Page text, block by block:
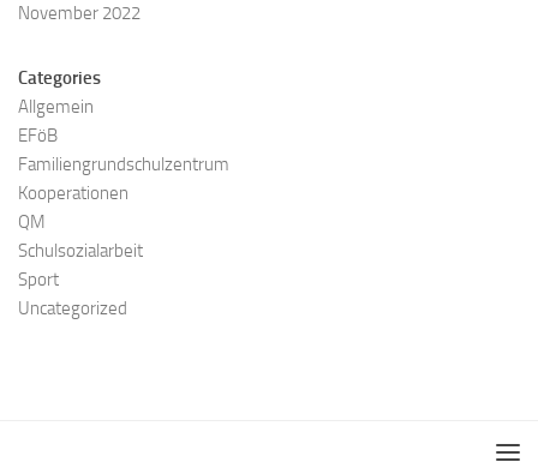
November 2022
Categories
Allgemein
EFöB
Familiengrundschulzentrum
Kooperationen
QM
Schulsozialarbeit
Sport
Uncategorized